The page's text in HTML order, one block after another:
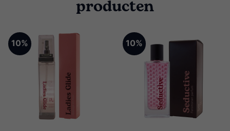
producten
10% 10%